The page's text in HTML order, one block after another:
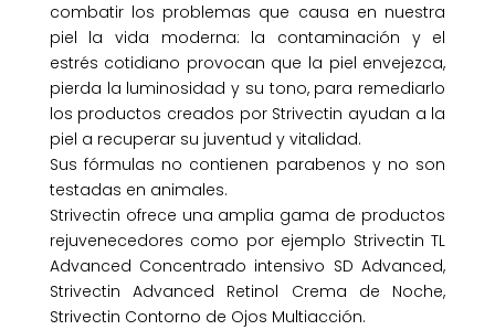
combatir los problemas que causa en nuestra
piel la vida moderna: la contaminación y el
estrés cotidiano provocan que la piel envejezca,
pierda la luminosidad y su tono, para remediarlo
los productos creados por Strivectin ayudan a la
piel a recuperar su juventud y vitalidad.
Sus fórmulas no contienen parabenos y no son
testadas en animales.
Strivectin ofrece una amplia gama de productos
rejuvenecedores como por ejemplo Strivectin TL
Advanced Concentrado intensivo SD Advanced,
Strivectin Advanced Retinol Crema de Noche,
Strivectin Contorno de Ojos Multiacción.